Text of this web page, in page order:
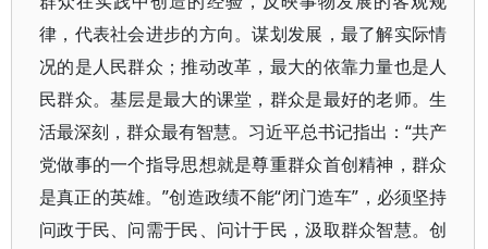
律，代表社会进步的方向。谋划发展，最了解实际情
况的是人民群众；推动改革，最大的依靠力量也是人
民群众。基层是最大的课堂，群众是最好的老师。生
活最深刻，群众最有智慧。习近平总书记指出：“共产
党做事的一个指导思想就是尊重群众首创精神，群众
是真正的英雄。”创造政绩不能“闭门造车”，必须坚持
问政于民、问需于民、问计于民，汲取群众智慧。创